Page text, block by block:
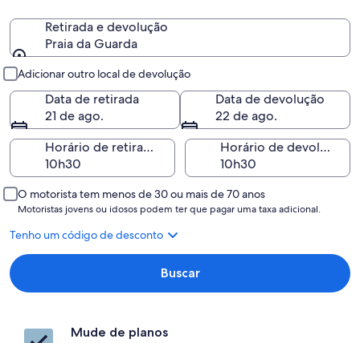
Retirada e devolução
Praia da Guarda
Adicionar outro local de devolução
Data de retirada
21 de ago.
Data de devolução
22 de ago.
Horário de retirada
Horário de devolução
O motorista tem menos de 30 ou mais de 70 anos
Motoristas jovens ou idosos podem ter que pagar uma taxa adicional.
Tenho um código de desconto
Buscar
Mude de planos